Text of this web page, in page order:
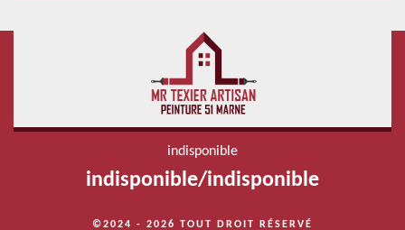
indisponible
indisponible/indisponible
©2024 - 2026 TOUT DROIT RÉSERVÉ